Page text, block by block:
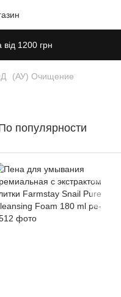
1200 грн
(АУ) Очищение
популярности